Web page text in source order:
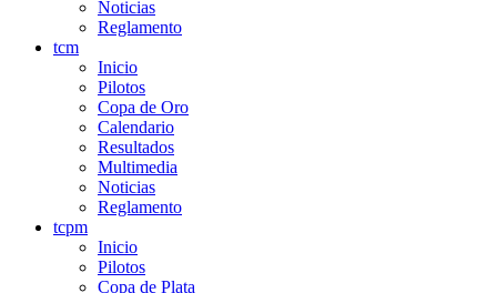
Noticias
Reglamento
tcm
Inicio
Pilotos
Copa de Oro
Calendario
Resultados
Multimedia
Noticias
Reglamento
tcpm
Inicio
Pilotos
Copa de Plata